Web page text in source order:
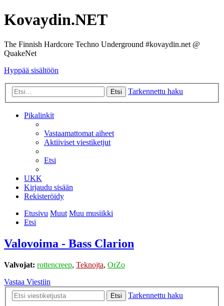
Kovaydin.NET
The Finnish Hardcore Techno Underground #kovaydin.net @
QuakeNet
Hyppää sisältöön
Etsi Tarkennettu haku
Pikalinkit
Vastaamattomat aiheet
Aktiiviset viestiketjut
Etsi
UKK
Kirjaudu sisään
Rekisteröidy
Etusivu Muut Muu musiikki
Etsi
Valovoima - Bass Clarion
Valvojat: rottencreep, Teknojta, OrZo
Vastaa Viestiin
Etsi
Tarkennettu haku